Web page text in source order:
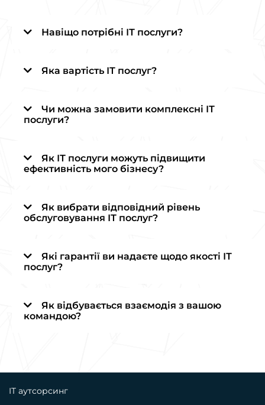
Навіщо потрібні ІТ послуги?
Яка вартість ІТ послуг?
Чи можна замовити комплексні ІТ
послуги?
Як ІТ послуги можуть підвищити
ефективність мого бізнесу?
Як вибрати відповідний рівень
обслуговування ІТ послуг?
Які гарантії ви надаєте щодо якості ІТ
послуг?
Як відбувається взаємодія з вашою
командою?
IT аутсорсинг